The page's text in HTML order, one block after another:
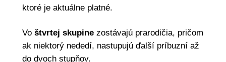
ktoré je aktuálne platné.
Vo štvrtej skupinezostávajú prarodičia, pričom
ak niektorý nededí, nastupujú ďalší príbuzní až
do dvoch stupňov.